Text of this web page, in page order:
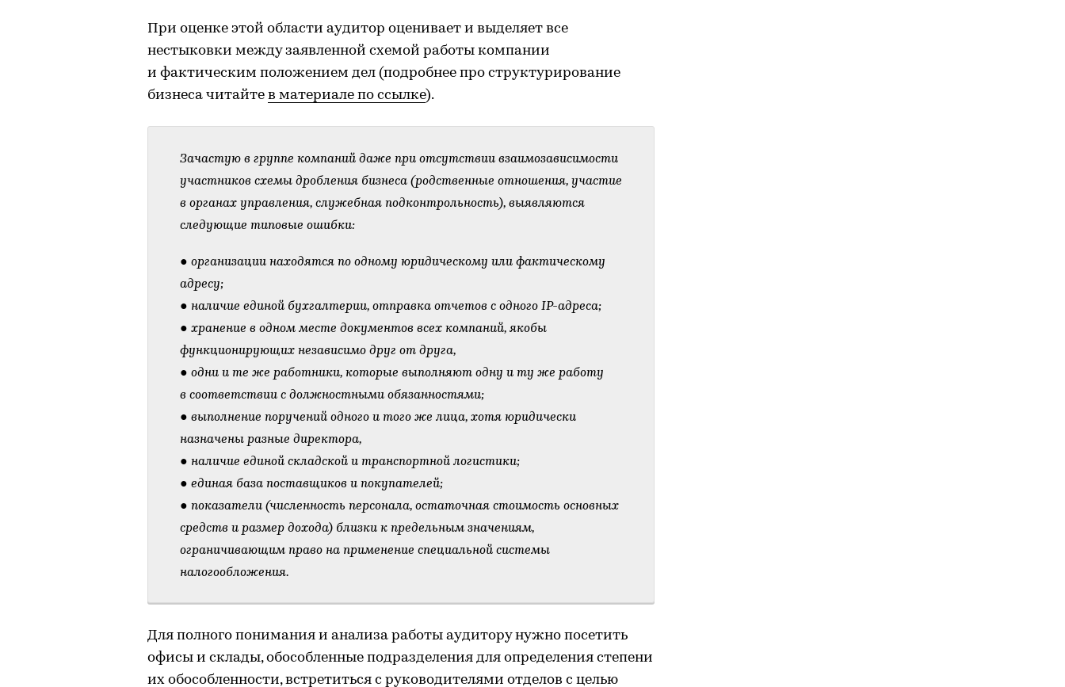
При оценке этой области аудитор оценивает и выделяет все
нестыковки между заявленной схемой работы компании
и фактическим положением дел (подробнее про структурирование
бизнеса читайте в материале по ссылке).
Зачастую в группе компаний даже при отсутствии взаимозависимости
участников схемы дробления бизнеса (родственные отношения, участие
в органах управления, служебная подконтрольность), выявляются
следующие типовые ошибки:
● организации находятся по одному юридическому или фактическому
адресу;
● наличие единой бухгалтерии, отправка отчетов с одного IP-адреса;
● хранение в одном месте документов всех компаний, якобы
функционирующих независимо друг от друга,
● одни и те же работники, которые выполняют одну и ту же работу
в соответствии с должностными обязанностями;
● выполнение поручений одного и того же лица, хотя юридически
назначены разные директора,
● наличие единой складской и транспортной логистики;
● единая база поставщиков и покупателей;
● показатели (численность персонала, остаточная стоимость основных
средств и размер дохода) близки к предельным значениям,
ограничивающим право на применение специальной системы
налогообложения.
Для полного понимания и анализа работы аудитору нужно посетить
офисы и склады, обособленные подразделения для определения степени
их обособленности, встретиться с руководителями отделов с целью